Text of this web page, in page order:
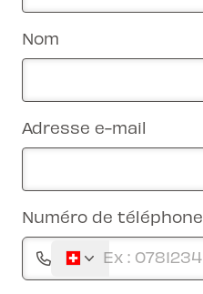
Nom
Adresse e-mail
Numéro de téléphone